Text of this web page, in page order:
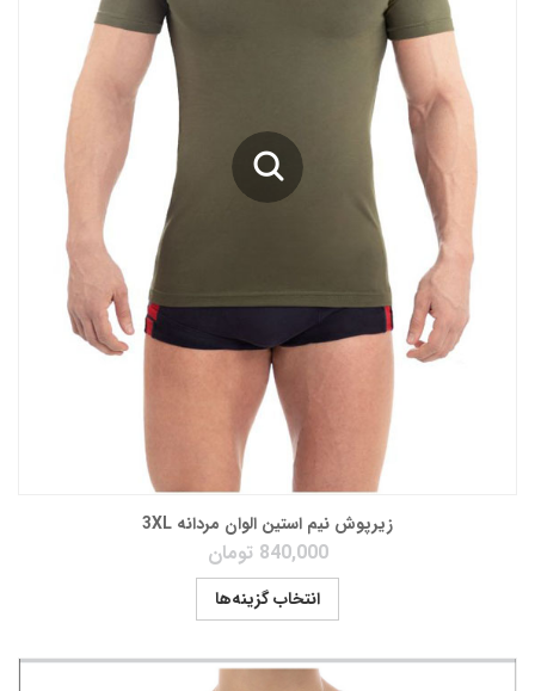
زیرپوش نیم استین الوان مردانه 3XL
840,000 تومان
انتخاب گزینه‌ها